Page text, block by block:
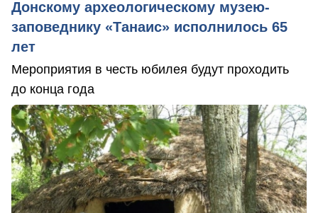
Донскому археологическому музею-
заповеднику «Танаис» исполнилось 65
лет
Мероприятия в честь юбилея будут проходить
до конца года